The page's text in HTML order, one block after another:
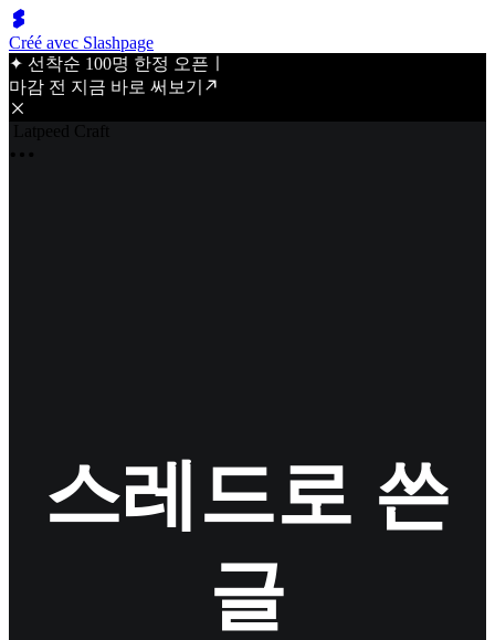
Créé avec Slashpage
✦ 선착순 100명 한정 오픈ㅣ
마감 전 지금 바로 써보기
Latpeed Craft
스레드로 쓴
글